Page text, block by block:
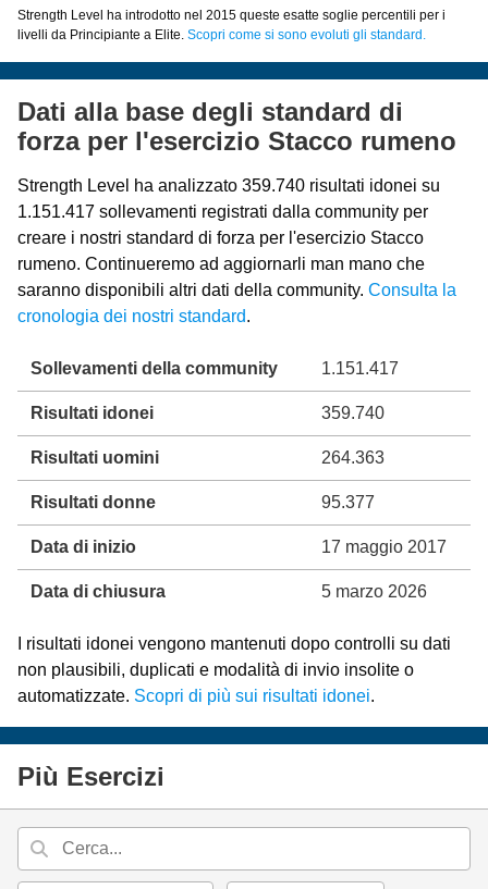
Strength Level ha introdotto nel 2015 queste esatte soglie percentili per i
livelli da Principiante a Elite. Scopri come si sono evoluti gli standard.
Dati alla base degli standard di
forza per l'esercizio Stacco rumeno
Strength Level ha analizzato 359.740 risultati idonei su
1.151.417 sollevamenti registrati dalla community per
creare i nostri standard di forza per l'esercizio Stacco
rumeno. Continueremo ad aggiornarli man mano che
saranno disponibili altri dati della community. Consulta la
cronologia dei nostri standard.
Sollevamenti della community 1.151.417
Risultati idonei 359.740
Risultati uomini 264.363
Risultati donne 95.377
Data di inizio 17 maggio 2017
Data di chiusura 5 marzo 2026
I risultati idonei vengono mantenuti dopo controlli su dati
non plausibili, duplicati e modalità di invio insolite o
automatizzate. Scopri di più sui risultati idonei.
Più Esercizi